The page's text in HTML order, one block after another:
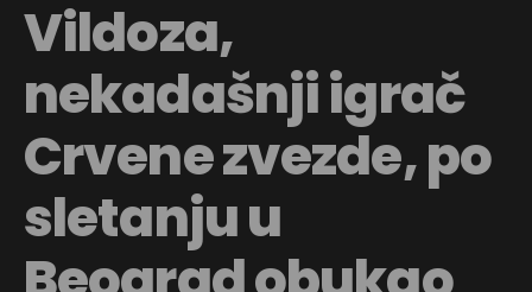
Vildoza,
nekadašnji igrač
Crvene zvezde, po
sletanju u